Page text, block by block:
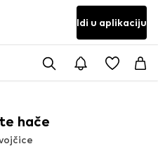
Idi u aplikaciju
hače